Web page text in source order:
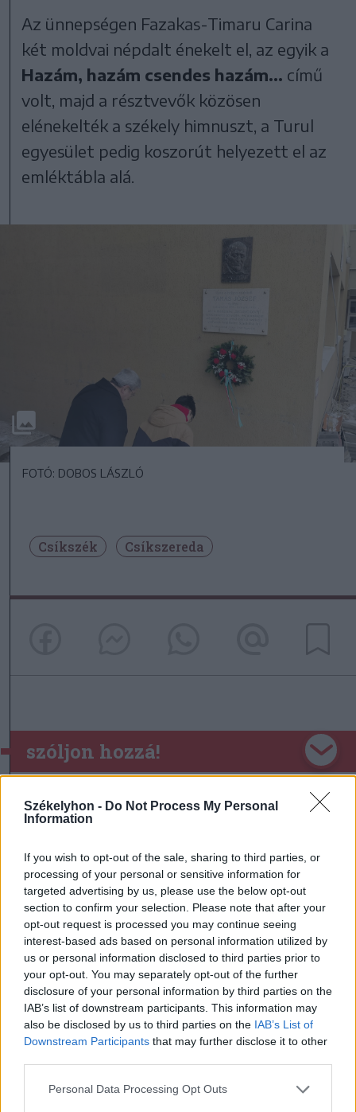
Székelyhon - Do Not Process My Personal
Information
If you wish to opt-out of the sale, sharing to third parties, or
processing of your personal or sensitive information for
targeted advertising by us, please use the below opt-out
section to confirm your selection. Please note that after your
opt-out request is processed you may continue seeing
interest-based ads based on personal information utilized by
us or personal information disclosed to third parties prior to
your opt-out. You may separately opt-out of the further
disclosure of your personal information by third parties on the
IAB’s list of downstream participants. This information may
also be disclosed by us to third parties on the IAB’s List of
Downstream Participants that may further disclose it to other
Personal Data Processing Opt Outs
Az ünnepségen Fazakas-Timaru Carina
két moldvai népdalt énekelt el, az egyik a
Hazám, hazám csendes hazám... című
volt, majd a résztvevők közösen
elénekelték a székely himnuszt, a Turul
egyesület pedig koszorút helyezett el az
emléktábla alá.
FOTÓ: DOBOS LÁSZLÓ
Csíkszék Csíkszereda
szóljon hozzá!
Székelyhon
Hetek óta először csökkent
az üzemanyagok ára
Székelyhon
„Óriási csattanás volt” – így
emlékszik vissza a kedd esti
balesetre a csíkszeredai
családfő